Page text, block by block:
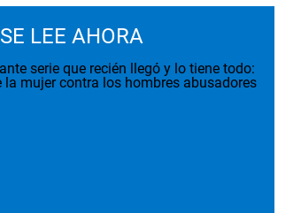
LEE AHORA